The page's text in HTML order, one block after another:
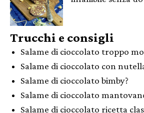
Trucchi e consigli
Salame di cioccolato troppo
Salame di cioccolato con
Salame di cioccolato bimby?
Salame di cioccolato
Salame di cioccolato ricetta